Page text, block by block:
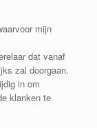
mijn
dat vanaf
zal doorgaan.
in om
klanken te